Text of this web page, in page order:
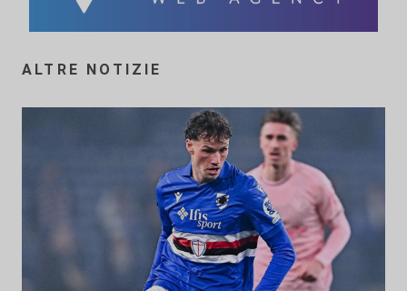
ALTRE NOTIZIE